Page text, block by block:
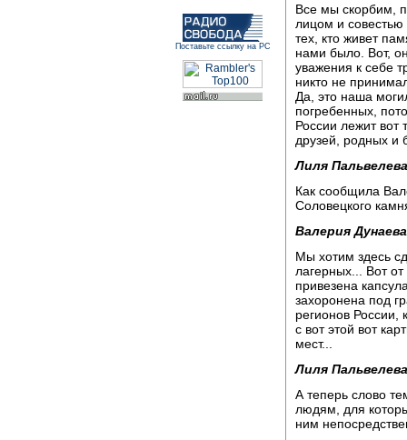
Поставьте ссылку на РС
Все мы скорбим,
лицом и совестью
тех, кто живет
нами было. Вот,
уважения к себе
никто не
Да, это наша
погребенных,
России лежит вот
друзей, родных и
Лиля
Как сообщила
Соловецкого
Валерия
Мы хотим здесь
лагерных... Вот от
привезена
захоронена под
регионов России,
с вот этой вот
мест...
Лиля
А теперь слово
людям, для
ним